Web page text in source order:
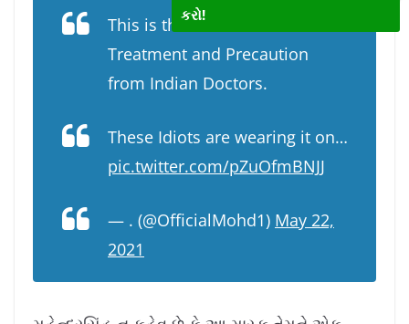
This is the new level of
Treatment and Precaution
from Indian Doctors.
These Idiots are wearing it on…
pic.twitter.com/pZuOfmBNJJ
— . (@OfficialMohd1) May 22,
2021
કરો!